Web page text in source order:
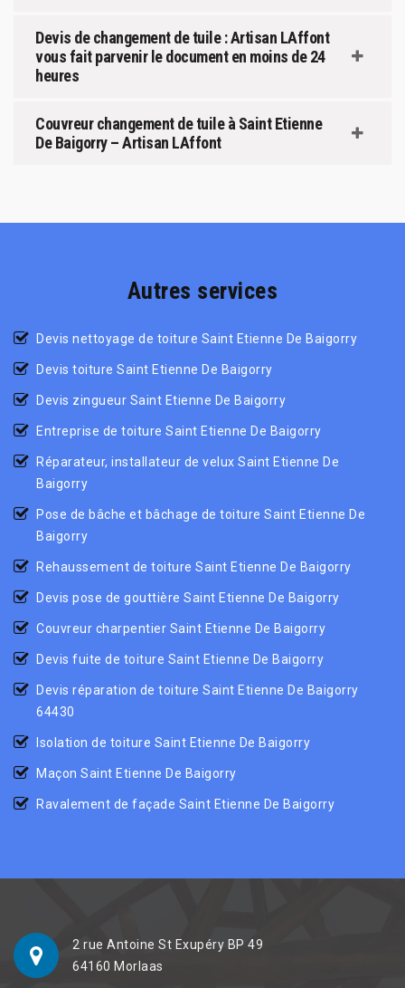
Devis de changement de tuile : Artisan LAffont
vous fait parvenir le document en moins de 24
heures
Couvreur changement de tuile à Saint Etienne
De Baigorry – Artisan LAffont
Autres services
Devis nettoyage de toiture Saint Etienne De Baigorry
Devis toiture Saint Etienne De Baigorry
Devis zingueur Saint Etienne De Baigorry
Entreprise de toiture Saint Etienne De Baigorry
Réparateur, installateur de velux Saint Etienne De
Baigorry
Pose de bâche et bâchage de toiture Saint Etienne De
Baigorry
Rehaussement de toiture Saint Etienne De Baigorry
Devis pose de gouttière Saint Etienne De Baigorry
Couvreur charpentier Saint Etienne De Baigorry
Devis fuite de toiture Saint Etienne De Baigorry
Devis réparation de toiture Saint Etienne De Baigorry
64430
Isolation de toiture Saint Etienne De Baigorry
Maçon Saint Etienne De Baigorry
Ravalement de façade Saint Etienne De Baigorry
2 rue Antoine St Exupéry BP 49
64160 Morlaas